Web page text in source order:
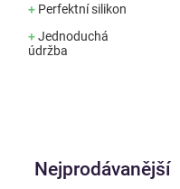
+Perfektní silikon
+Jednoduchá
údržba
Nejprodávanější